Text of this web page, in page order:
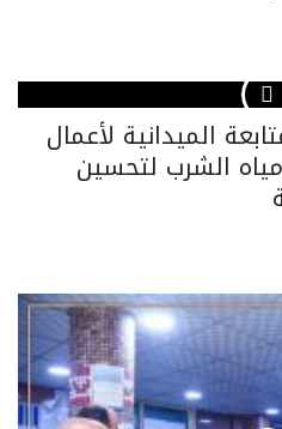
الميدانية لأعمال
الشرب لتحسين